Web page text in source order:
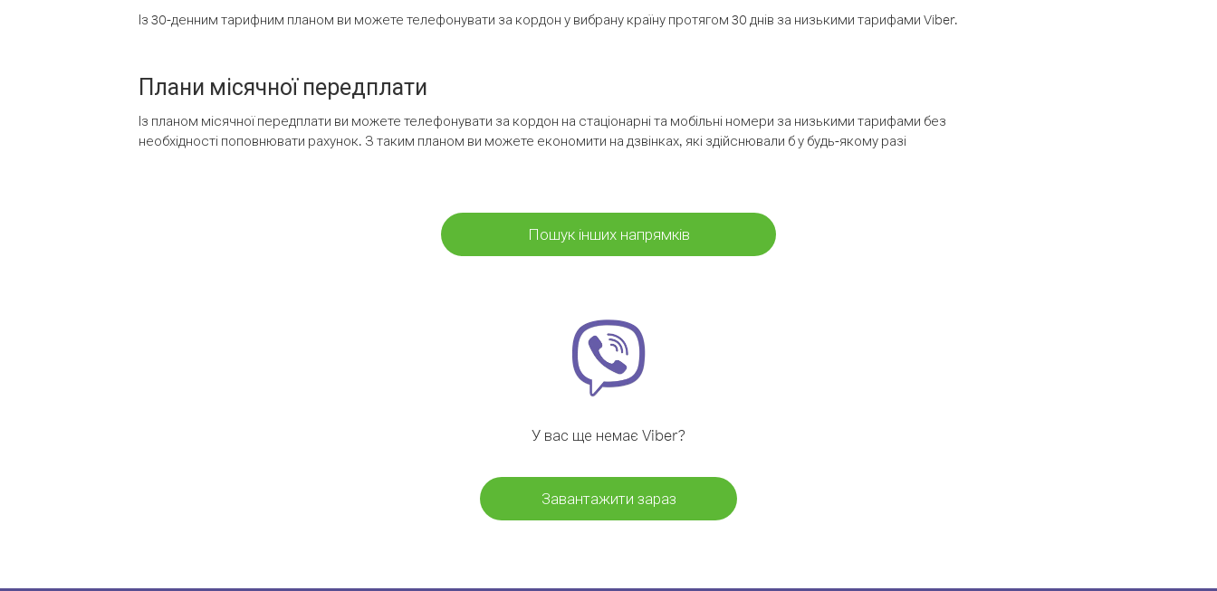
Із 30-денним тарифним планом ви можете телефонувати за кордон у вибрану країну протягом 30 днів за низькими тарифами Viber.
Плани місячної передплати
Із планом місячної передплати ви можете телефонувати за кордон на стаціонарні та мобільні номери за низькими тарифами без
необхідності поповнювати рахунок. З таким планом ви можете економити на дзвінках, які здійснювали б у будь-якому разі
Пошук інших напрямків
У вас ще немає Viber?
Завантажити зараз